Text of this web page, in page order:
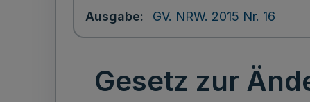
Ausgabe
GV. NRW. 2015 Nr. 16
Gesetz zur